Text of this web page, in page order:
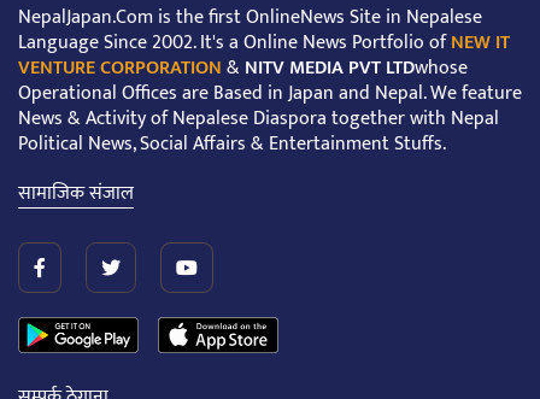
NepalJapan.Com is the first OnlineNews Site in Nepalese
Language Since 2002. It's a Online News Portfolio ofNEW IT
VENTURE CORPORATION&NITV MEDIA PVT LTDwhose
Operational Offices are Based in Japan and Nepal. We feature
News & Activity of Nepalese Diaspora together with Nepal
Political News, Social Affairs & Entertainment Stuffs.
सामाजिक संजाल